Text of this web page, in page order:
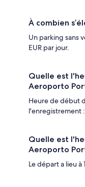
À combien
Un parking sans
EUR par jour.
Quelle est
Aeroporto
Heure de début
l'enregistrement
Quelle est
Aeroporto
Le départ a lieu à